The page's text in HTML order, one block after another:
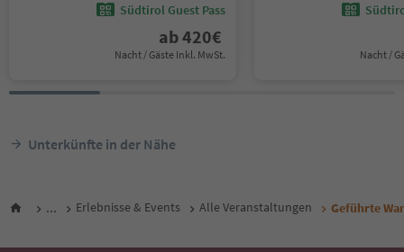
Südtirol Guest Pass
ab420€
Nacht / Gäste Inkl. MwSt. Nacht /
Unterkünfte in der Nähe
... Erlebnisse & Events Alle Veranstaltungen Geführte